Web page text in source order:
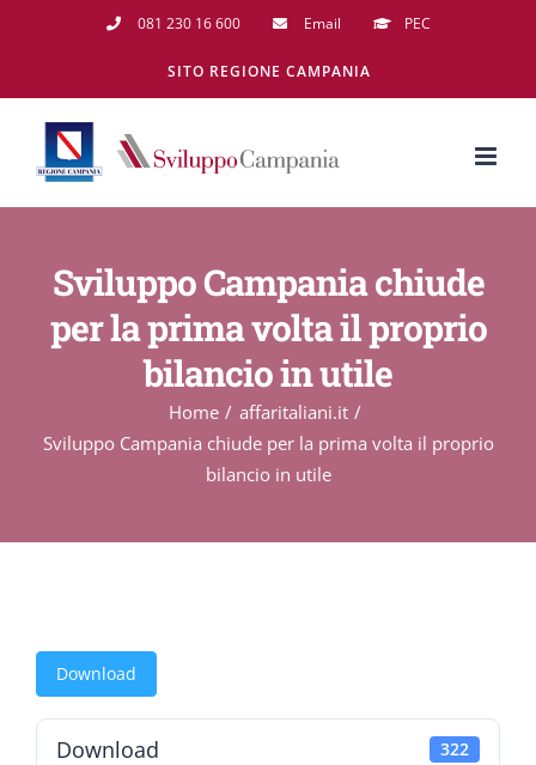
081 230 16 600 Email PEC
SITO REGIONE CAMPANIA
Sviluppo Campania chiude
per la prima volta il proprio
bilancio in utile
Home
affaritaliani.it
Sviluppo Campania chiude per la prima volta il proprio
bilancio in utile
Download
Download 322